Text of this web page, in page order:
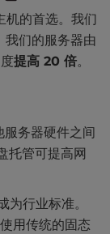
的首选。我们
我们的服务器由
提高 20 倍。
务器硬件之间
托管可提高网
行业标准。
用传统的固态